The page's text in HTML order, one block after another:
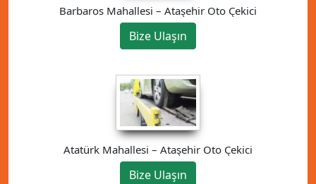
Barbaros Mahallesi – Ataşehir Oto Çekici
Bize Ulaşın
Atatürk Mahallesi – Ataşehir Oto Çekici
Bize Ulaşın